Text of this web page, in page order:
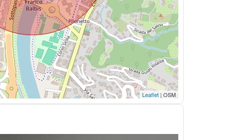
Leaflet | OSM